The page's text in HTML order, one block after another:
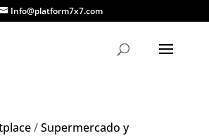
Info@platform7x7.com
/Supermercado y